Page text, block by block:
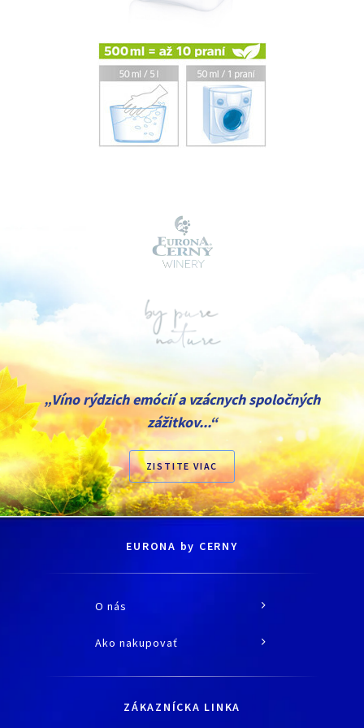
„Víno rýdzich emócií a vzácnych spoločných
zážitkov...“
ZISTITE VIAC
EURONA by CERNY
O nás
O spoločnosti
Kontaktné údaje
Ako nakupovať
Všetko o nákupe
ZÁKAZNÍCKA LINKA